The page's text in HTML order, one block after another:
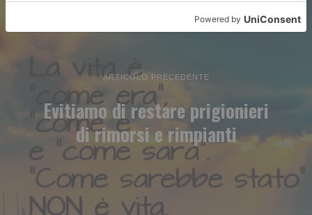
ARTICOLO PRECEDENTE
Evitiamo di restare prigionieri
di rimorsi e rimpianti